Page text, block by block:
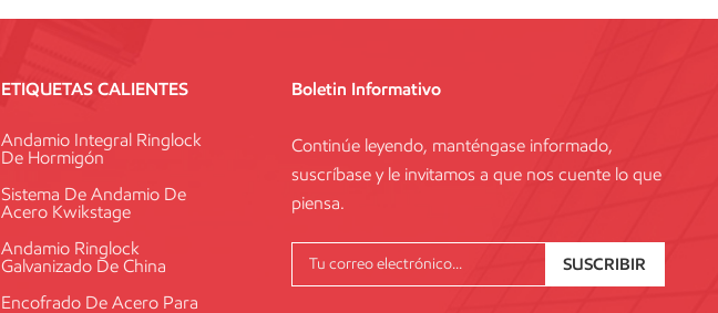
ETIQUETAS CALIENTES
Andamio Integral Ringlock
De Hormigón
Sistema De Andamio De
Acero Kwikstage
Andamio Ringlock
Galvanizado De China
Encofrado De Acero Para
Boletin Informativo
Continúe leyendo, manténgase informado,
suscríbase y le invitamos a que nos cuente lo que
piensa.
SUSCRIBIR